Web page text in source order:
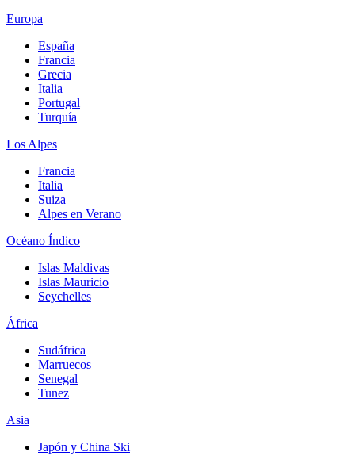
Europa
España
Francia
Grecia
Italia
Portugal
Turquía
Los Alpes
Francia
Italia
Suiza
Alpes en Verano
Océano Índico
Islas Maldivas
Islas Mauricio
Seychelles
África
Sudáfrica
Marruecos
Senegal
Tunez
Asia
Japón y China Ski